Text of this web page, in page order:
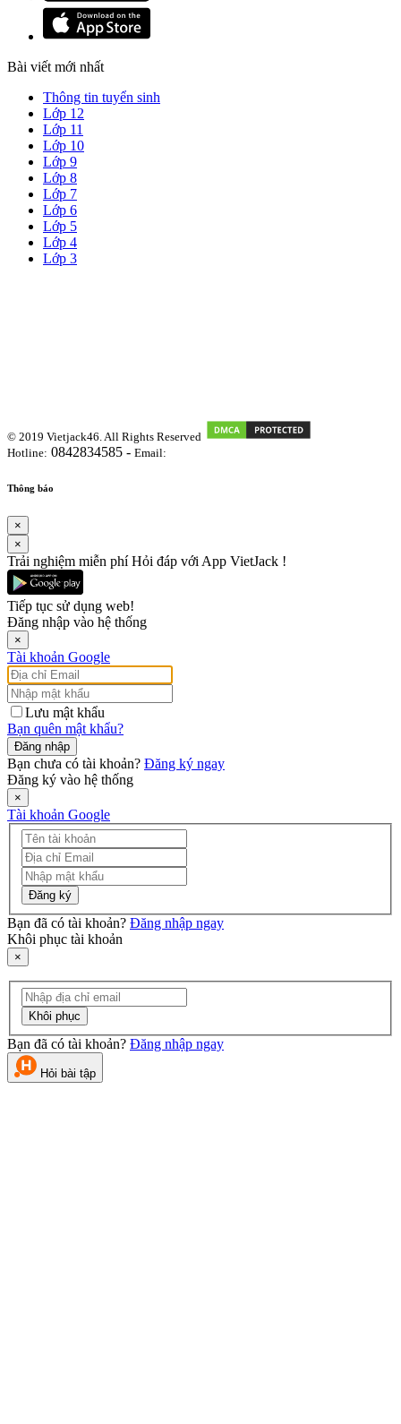
Bài viết mới nhất
Thông tin tuyển sinh
Lớp 12
Lớp 11
Lớp 10
Lớp 9
Lớp 8
Lớp 7
Lớp 6
Lớp 5
Lớp 4
Lớp 3
© 2019 Vietjack46. All Rights Reserved
Hotline: 0842834585 - Email:
Thông báo
×
×
Trải nghiệm miễn phí Hỏi đáp với App VietJack !
Tiếp tục sử dụng web!
Đăng nhập vào hệ thống
×
Tài khoản Google
Lưu mật khẩu
Bạn quên mật khẩu?
Đăng nhập
Bạn chưa có tài khoản? Đăng ký ngay
Đăng ký vào hệ thống
×
Tài khoản Google
Đăng ký
Bạn đã có tài khoản? Đăng nhập ngay
Khôi phục tài khoản
×
Khôi phục
Bạn đã có tài khoản? Đăng nhập ngay
Hỏi bài tập